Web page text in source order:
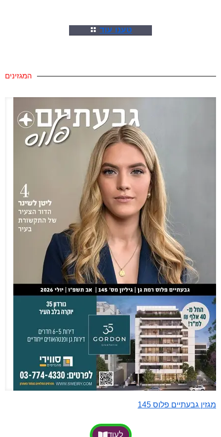
טענו עוד
המגזינים
מגזין גבעתיים פלוס 145
לעוד